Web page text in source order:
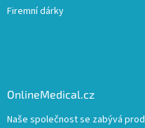
Firemní dárky
OnlineMedical.cz
Naše společnost se zabývá